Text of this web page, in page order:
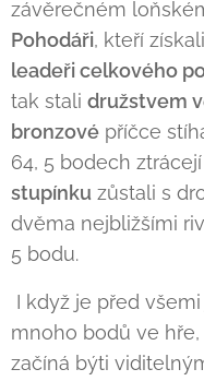
závěrečném
Pohodáři, kteří
leadeři celkového
tak stali družstvem
bronzové příčce
64, 5 bodech
stupínku zůstali s
dvěma nejbližšími
5 bodu.
I když je před
mnoho bodů ve
začíná býti